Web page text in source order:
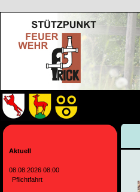
Aktuell
08.08.2026 08:00
Pflichtfahrt